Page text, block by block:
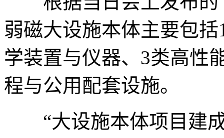
弱磁大设施本体主要包
学装置与仪器、3类高性
程与公用配套设施。
“大设施本体项目建成